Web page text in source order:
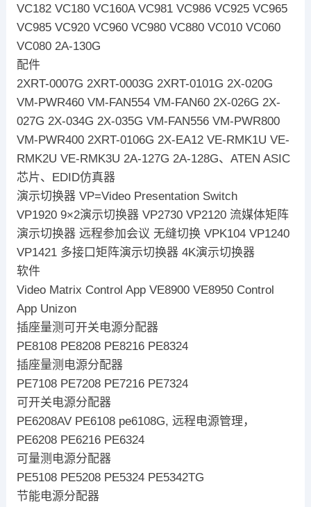
VC182 VC180 VC160A VC981 VC986 VC925 VC965
VC985 VC920 VC960 VC980 VC880 VC010 VC060
VC080 2A-130G
配件
2XRT-0007G 2XRT-0003G 2XRT-0101G 2X-020G
VM-PWR460 VM-FAN554 VM-FAN60 2X-026G 2X-
027G 2X-034G 2X-035G VM-FAN556 VM-PWR800
VM-PWR400 2XRT-0106G 2X-EA12 VE-RMK1U VE-
RMK2U VE-RMK3U 2A-127G 2A-128G、ATEN ASIC
芯片、EDID仿真器
演示切换器 VP=Video Presentation Switch
VP1920 9×2演示切换器 VP2730 VP2120 流媒体矩阵
演示切换器 远程参加会议 无缝切换 VPK104 VP1240
VP1421 多接口矩阵演示切换器 4K演示切换器
软件
Video Matrix Control App VE8900 VE8950 Control
App Unizon
插座量测可开关电源分配器
PE8108 PE8208 PE8216 PE8324
插座量测电源分配器
PE7108 PE7208 PE7216 PE7324
可开关电源分配器
PE6208AV PE6108 pe6108G, 远程电源管理，
PE6208 PE6216 PE6324
可量测电源分配器
PE5108 PE5208 PE5324 PE5342TG
节能电源分配器